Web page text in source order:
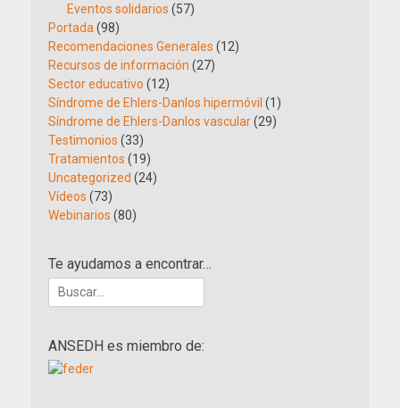
Eventos solidarios (57)
Portada (98)
Recomendaciones Generales (12)
Recursos de información (27)
Sector educativo (12)
Síndrome de Ehlers-Danlos hipermóvil (1)
Síndrome de Ehlers-Danlos vascular(29)
Testimonios (33)
Tratamientos (19)
Uncategorized (24)
Vídeos (73)
Webinarios (80)
Te ayudamos a encontrar…
Buscar:
ANSEDH es miembro de: